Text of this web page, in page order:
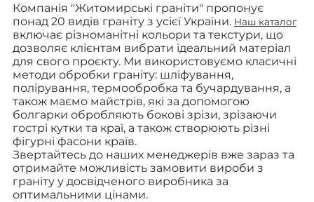
Компанія "Житомирські граніти" пропонує
понад 20 видів граніту з усієї України. Наш каталог
включає різноманітні кольори та текстури, що
дозволяє клієнтам вибрати ідеальний матеріал
для свого проєкту. Ми використовуємо класичні
методи обробки граніту: шліфування,
полірування, термообробка та бучардування, а
також маємо майстрів, які за допомогою
болгарки обробляють бокові зрізи, зрізаючи
гострі кутки та краї, а також створюють різні
фігурні фасони країв.
Звертайтесь до наших менеджерів вже зараз та
отримайте можливість замовити вироби з
граніту у досвідченого виробника за
оптимальними цінами.